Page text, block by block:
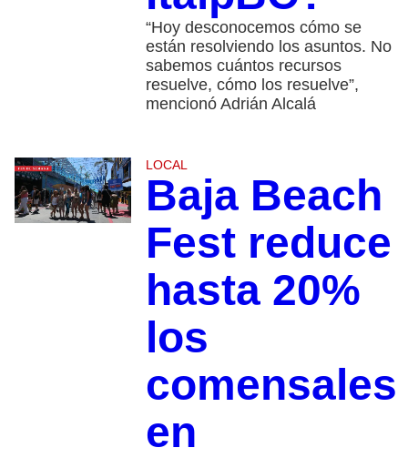
“Hoy desconocemos cómo se
están resolviendo los asuntos. No
sabemos cuántos recursos
resuelve, cómo los resuelve”,
mencionó Adrián Alcalá
LOCAL
Baja Beach
Fest reduce
hasta 20%
los
comensales
en